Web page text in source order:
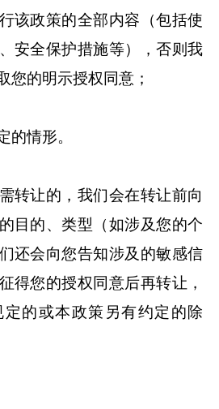
该政策的全部内容（包括使
安全保护措施等），否则我
您的明示授权同意；
的情形。
转让的，我们会在转让前向
目的、类型（如涉及您的个
还会向您告知涉及的敏感信
得您的授权同意后再转让，
的或本政策另有约定的除